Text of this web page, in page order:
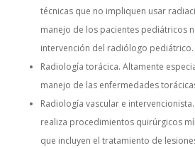
técnicas que no impliquen usar
manejo de los pacientes pediátricos
intervención del radiólogo pediátrico.
Radiología torácica. Altamente
manejo de las enfermedades
Radiología vascular e
realiza procedimientos quirúrgicos
que incluyen el tratamiento de